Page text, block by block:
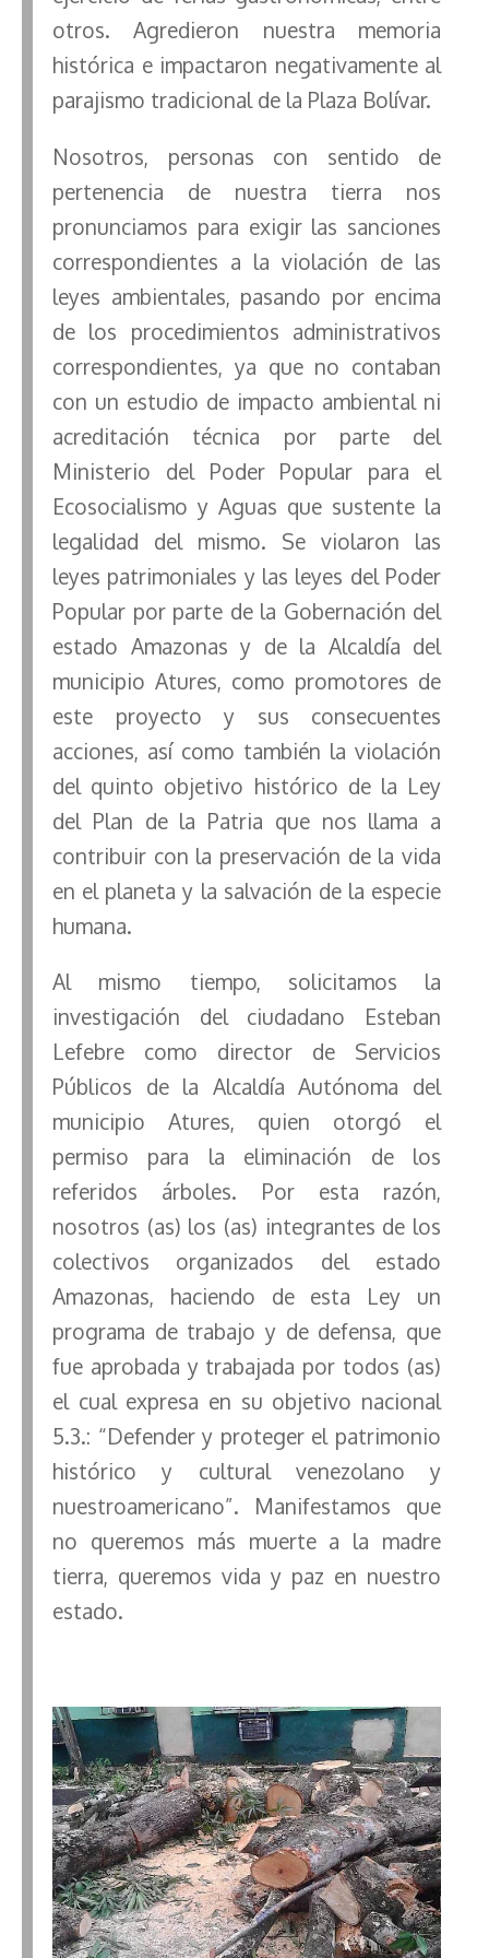
otros. Agredieron nuestra memoria
histórica e impactaron negativamente al
parajismo tradicional de la Plaza Bolívar.
Nosotros, personas con sentido de
pertenencia de nuestra tierra nos
pronunciamos para exigir las sanciones
correspondientes a la violación de las
leyes ambientales, pasando por encima
de los procedimientos administrativos
correspondientes, ya que no contaban
con un estudio de impacto ambiental ni
acreditación técnica por parte del
Ministerio del Poder Popular para el
Ecosocialismo y Aguas que sustente la
legalidad del mismo. Se violaron las
leyes patrimoniales y las leyes del Poder
Popular por parte de la Gobernación del
estado Amazonas y de la Alcaldía del
municipio Atures, como promotores de
este proyecto y sus consecuentes
acciones, así como también la violación
del quinto objetivo histórico de la Ley
del Plan de la Patria que nos llama a
contribuir con la preservación de la vida
en el planeta y la salvación de la especie
humana.
Al mismo tiempo, solicitamos la
investigación del ciudadano Esteban
Lefebre como director de Servicios
Públicos de la Alcaldía Autónoma del
municipio Atures, quien otorgó el
permiso para la eliminación de los
referidos árboles. Por esta razón,
nosotros (as) los (as) integrantes de los
colectivos organizados del estado
Amazonas, haciendo de esta Ley un
programa de trabajo y de defensa, que
fue aprobada y trabajada por todos (as)
el cual expresa en su objetivo nacional
5.3.: “Defender y proteger el patrimonio
histórico y cultural venezolano y
nuestroamericano”. Manifestamos que
no queremos más muerte a la madre
tierra, queremos vida y paz en nuestro
estado.